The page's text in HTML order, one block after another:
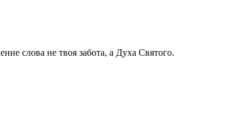
слова не твоя забота, а Духа Святого.